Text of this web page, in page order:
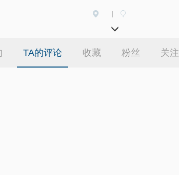
TA的评论 收藏 粉丝 关注